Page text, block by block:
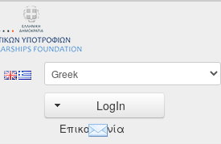
LogIn
Επικοινωνία